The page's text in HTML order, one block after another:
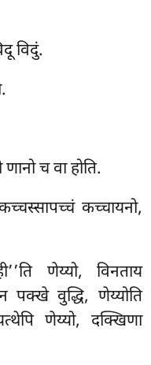
विदुं.
च वा होति.
कच्चायनो,
णेय्यो, विनताय
पक्खे वुद्धि, णेय्योति
णेय्यो, दक्खिणा